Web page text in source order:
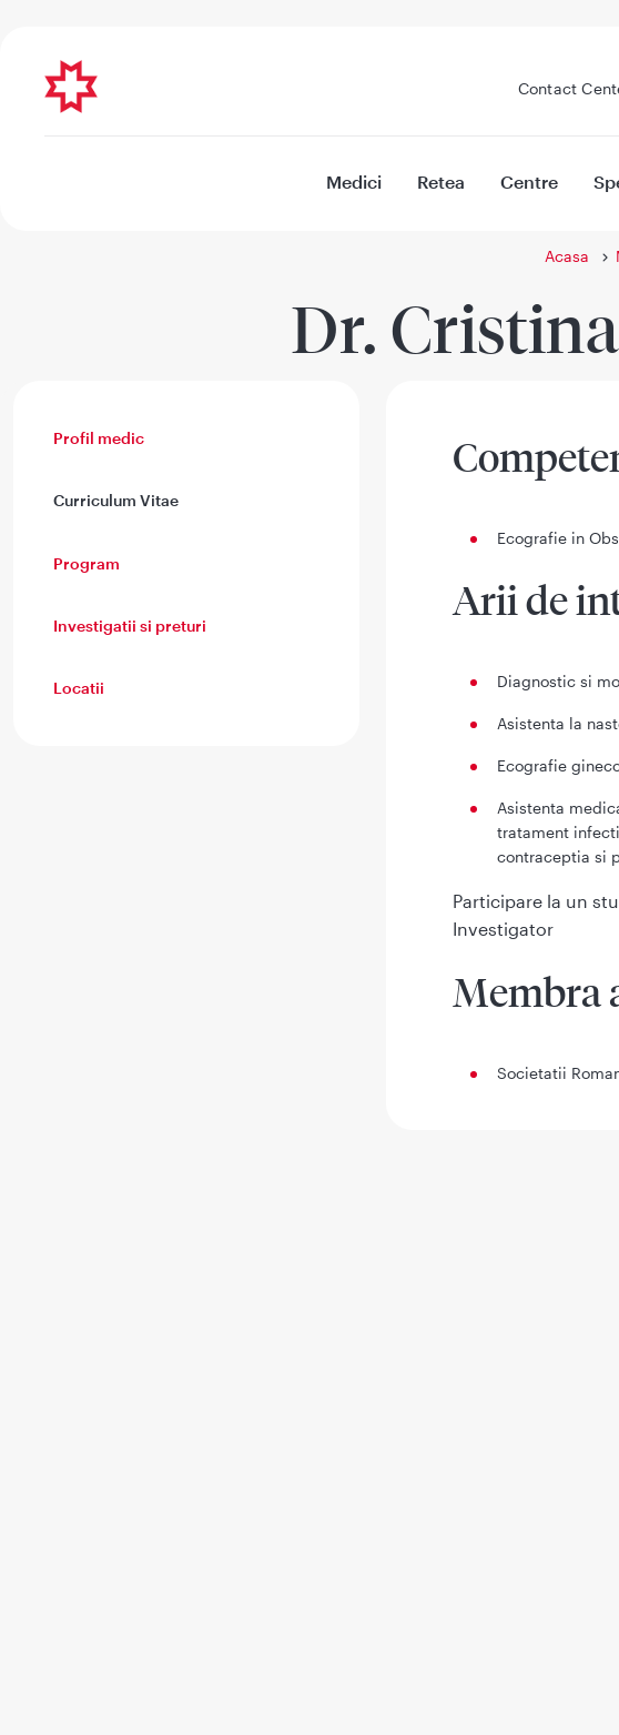
Contact
Medici Retea Centre
Acasa
Dr.
Profil medic
Curriculum Vitae
Program
Investigatii si preturi
Locatii
Ecografie in
Arii de
Diagnostic si
Asistenta la
Ecografie
Asistenta
tratament
contraceptia si
Participare la un
Investigator
Membra
Societatii